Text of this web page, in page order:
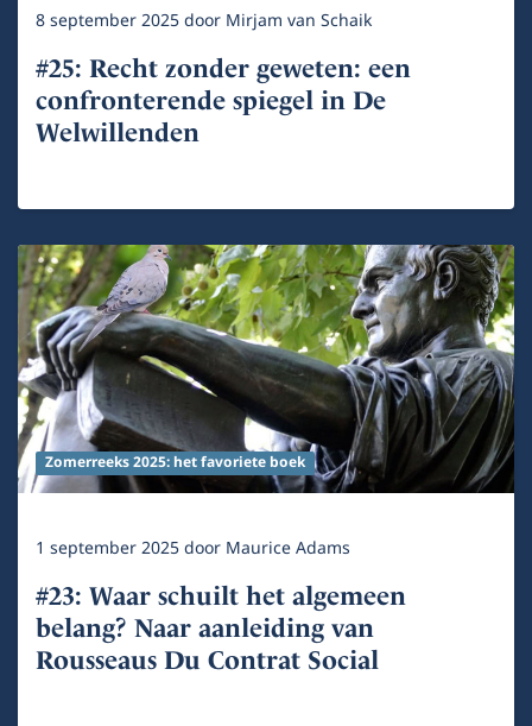
8 september 2025door Mirjam van Schaik
#25: Recht zonder geweten: een
confronterende spiegel in De
Welwillenden
Zomerreeks 2025: het favoriete boek
1 september 2025door Maurice Adams
#23: Waar schuilt het algemeen
belang? Naar aanleiding van
Rousseaus Du Contrat Social